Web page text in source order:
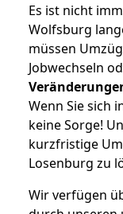
Es ist nicht
Wolfsburg
müssen
Jobwechseln
Wenn Sie sich
keine Sorge!
kurzfristige
Losenburg zu
Wir verfügen